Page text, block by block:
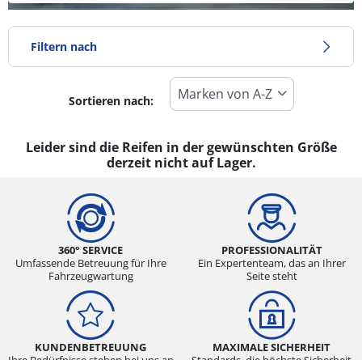
Filtern nach
Reifentyp
Alle Arten (0)
Winter (0)
Sommer (0)
Ganzjahresreifen (0)
Fahrzeugmodell
Alle Arten (0)
Pkw (0)
Sortieren nach:
Leider sind die Reifen in der gewünschten Größe
derzeit nicht auf Lager.
360° SERVICE
Umfassende Betreuung für Ihre
Fahrzeugwartung
PROFESSIONALITÄT
Ein Expertenteam, das an Ihrer
Seite steht
KUNDENBETREUUNG
MAXIMALE SICHERHEIT